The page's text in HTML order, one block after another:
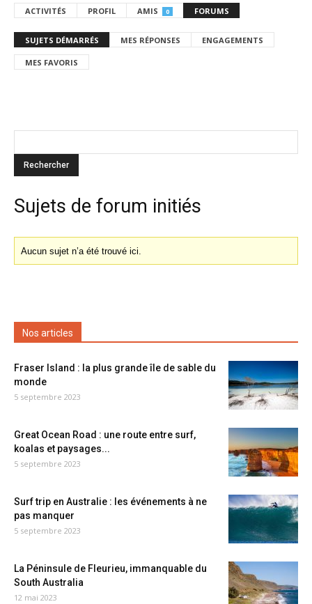
ACTIVITÉS PROFIL AMIS 0 FORUMS
SUJETS DÉMARRÉS MES RÉPONSES ENGAGEMENTS
MES FAVORIS
Sujets de forum initiés
Aucun sujet n’a été trouvé ici.
Nos articles
Fraser Island : la plus grande île de sable du
monde
5 septembre 2023
Great Ocean Road : une route entre surf,
koalas et paysages...
5 septembre 2023
Surf trip en Australie : les événements à ne
pas manquer
5 septembre 2023
La Péninsule de Fleurieu, immanquable du
South Australia
12 mai 2023